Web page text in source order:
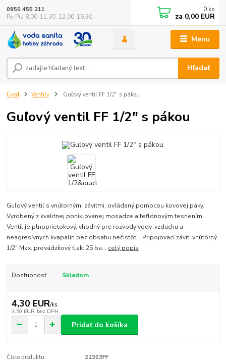
Menu
Hľadať
0950 455 211
Po-Pia 8:00-11:30, 12:00-16:30
0 ks
za 0,00 EUR
Úvod Ventily Guľový ventil FF 1/2" s pákou
Guľový ventil FF 1/2" s pákou
Guľový ventil s vnútornými závitmi, ovládaný pomocou kovovej páky.
Vyrobený z kvalitnej poniklovanej mosadze a teflónovým tesnením.
Ventil je plnoprietokový, vhodný pre rozvody vody, vzduchu a
neagresívnych kvapalín bez obsahu nečistôt. Pripojovací závit: vnútorný
1/2" Max. prevádzkový tlak: 25 ba... celý popis
Dostupnosť Skladom
4,30 EUR/ks
3,50 EUR bez DPH
Pridať do košíka
Číslo produktu:
22303FF